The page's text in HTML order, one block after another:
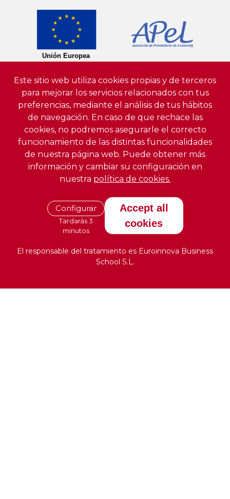
Este sitio web utiliza cookies propias y de terceros
para mejorar los servicios relacionados con tus
preferencias, mediante el análisis de tus hábitos
de navegación. En caso de que rechace las
cookies, no podremos asegurarle el correcto
funcionamiento de las distintas funcionalidades
de nuestra página web. Puede obtener más
información y cambiar su configuración en
nuestra política de cookies.
Configurar
Tardarás 3
minutos
Accept all
cookies
El responsable del tratamiento es Euroinnova Business
School S.L.